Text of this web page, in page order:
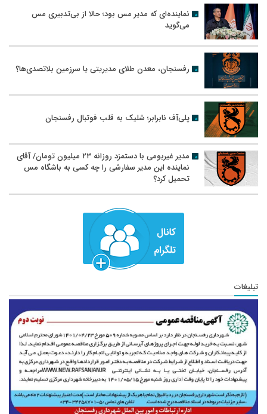
نماینده‌ای که مدیر مس بود؛ حالا از بی‌تدبیری مس
می‌گوید
رفسنجان، معدن طلای مدیریتی یا سرزمین بلاتصدی‌ها؟
پلی‌آف نابرابر؛ شلیک به قلب فوتبال رفسنجان
مدیر غیربومی با دستمزد روزانه ۲۳ میلیون تومان/ آقای
نماینده این مدیر سفارشی را چه کسی به باشگاه مس
تحمیل کرد؟
تبلیغات